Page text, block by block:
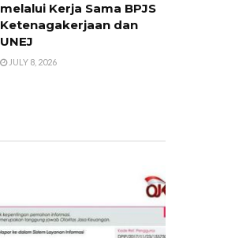
melalui Kerja Sama BPJS
Ketenagakerjaan dan
UNEJ
JULY 8, 2026